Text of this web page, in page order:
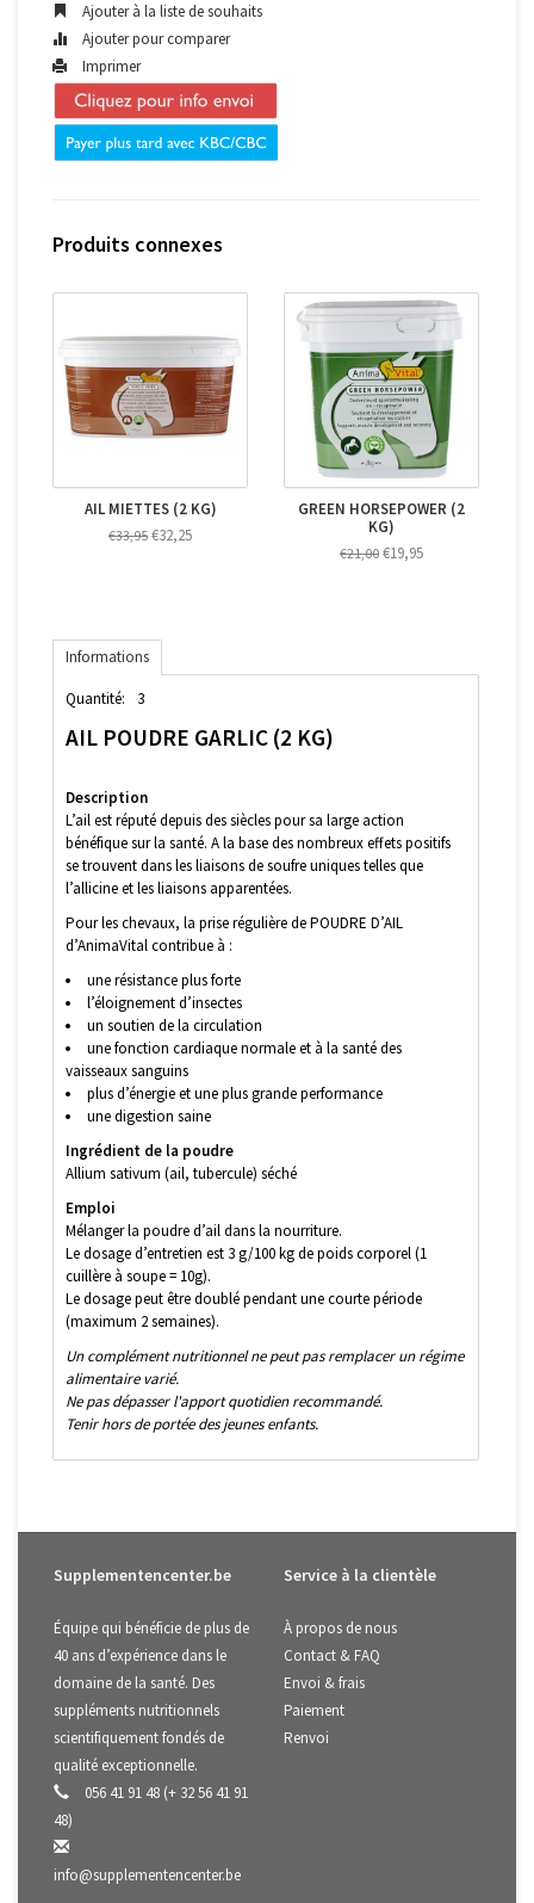
Ajouter à la liste de souhaits
Ajouter pour comparer
Imprimer
Produits connexes
AIL MIETTES (2 KG)
€33,95 €32,25
GREEN HORSEPOWER (2
KG)
€21,00 €19,95
Informations
Quantité: 3
AIL POUDRE GARLIC (2 KG)
Description
L’ail est réputé depuis des siècles pour sa large action
bénéfique sur la santé. A la base des nombreux effets positifs
se trouvent dans les liaisons de soufre uniques telles que
l’allicine et les liaisons apparentées.
Pour les chevaux, la prise régulière de POUDRE D’AIL
d’AnimaVital contribue à :
une résistance plus forte
l’éloignement d’insectes
un soutien de la circulation
une fonction cardiaque normale et à la santé des
vaisseaux sanguins
plus d’énergie et une plus grande performance
une digestion saine
Ingrédient de la poudre
Allium sativum (ail, tubercule) séché
Emploi
Mélanger la poudre d’ail dans la nourriture.
Le dosage d’entretien est 3 g/100 kg de poids corporel (1
cuillère à soupe = 10g).
Le dosage peut être doublé pendant une courte période
(maximum 2 semaines).
Un complément nutritionnel ne peut pas remplacer un régime
alimentaire varié.
Ne pas dépasser l'apport quotidien recommandé.
Tenir hors de portée des jeunes enfants.
Supplementencenter.be
Équipe qui bénéficie de plus de
40 ans d’expérience dans le
domaine de la santé. Des
suppléments nutritionnels
scientifiquement fondés de
qualité exceptionnelle.
056 41 91 48 (+ 32 56 41 91
48)
info@supplementencenter.be
Service à la clientèle
À propos de nous
Contact & FAQ
Envoi & frais
Paiement
Renvoi